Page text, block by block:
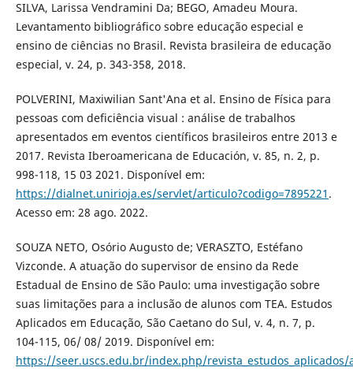
SILVA, Larissa Vendramini Da; BEGO, Amadeu Moura.
Levantamento bibliográfico sobre educação especial e
ensino de ciências no Brasil. Revista brasileira de educação
especial, v. 24, p. 343-358, 2018.
POLVERINI, Maxiwilian Sant'Ana et al. Ensino de Física para
pessoas com deficiência visual : análise de trabalhos
apresentados em eventos científicos brasileiros entre 2013 e
2017. Revista Iberoamericana de Educación, v. 85, n. 2, p.
998-118, 15 03 2021. Disponível em:
https://dialnet.unirioja.es/servlet/articulo?codigo=7895221 .
Acesso em: 28 ago. 2022.
SOUZA NETO, Osório Augusto de; VERASZTO, Estéfano
Vizconde. A atuação do supervisor de ensino da Rede
Estadual de Ensino de São Paulo: uma investigação sobre
suas limitações para a inclusão de alunos com TEA. Estudos
Aplicados em Educação, São Caetano do Sul, v. 4, n. 7, p.
104-115, 06/ 08/ 2019. Disponível em:
https://seer.uscs.edu.br/index.php/